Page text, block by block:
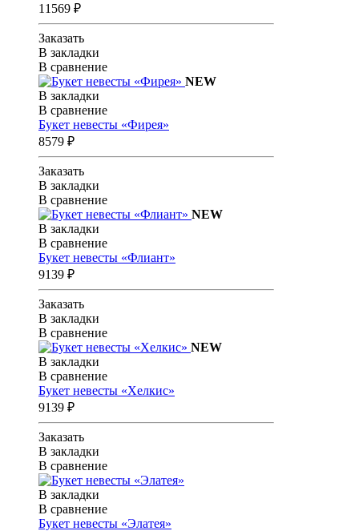
11569 ₽
Заказать
В закладки
В сравнение
NEW
В закладки
В сравнение
Букет невесты «Фирея»
8579 ₽
Заказать
В закладки
В сравнение
NEW
В закладки
В сравнение
Букет невесты «Флиант»
9139 ₽
Заказать
В закладки
В сравнение
NEW
В закладки
В сравнение
Букет невесты «Хелкис»
9139 ₽
Заказать
В закладки
В сравнение
В закладки
В сравнение
Букет невесты «Элатея»